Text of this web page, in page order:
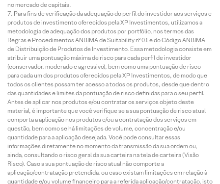
no mercado de capitais.
Para fins de verificação da adequação do perfil do investidor aos serviços e
produtos de investimento oferecidos pela XP Investimentos, utilizamos a
metodologia de adequação dos produtos por portfólio, nos termos das
Regras e Procedimentos ANBIMA de Suitability nº 01 e do Código ANBIMA
de Distribuição de Produtos de Investimento. Essa metodologia consiste em
atribuir uma pontuação máxima de risco para cada perfil de investidor
(conservador, moderado e agressivo), bem como uma pontuação de risco
para cada um dos produtos oferecidos pela XP Investimentos, de modo que
todos os clientes possam ter acesso a todos os produtos, desde que dentro
das quantidades e limites da pontuação de risco definidas para o seu perfil.
Antes de aplicar nos produtos e/ou contratar os serviços objeto deste
material, é importante que você verifique se a sua pontuação de risco atual
comporta a aplicação nos produtos e/ou a contratação dos serviços em
questão, bem como se há limitações de volume, concentração e/ou
quantidade para a aplicação desejada. Você pode consultar essas
informações diretamente no momento da transmissão da sua ordem ou,
ainda, consultando o risco geral da sua carteira na tela de carteira (Visão
Risco). Caso a sua pontuação de risco atual não comporte a
aplicação/contratação pretendida, ou caso existam limitações em relação à
quantidade e/ou volume financeiro para a referida aplicação/contratação, isto